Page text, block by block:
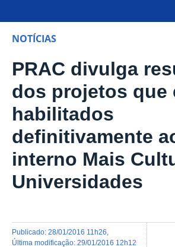
NOTÍCIAS
PRAC divulga
dos projetos que
habilitados
definitivamente
interno Mais
Universidades
publicado: 28/01/2016 11h26
última modificação: 29/01/2016 12h12